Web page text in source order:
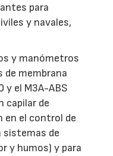
para
y navales,
y manómetros
de membrana
y el M3A-ABS
capilar de
en el control de
sistemas de
y humos) y para